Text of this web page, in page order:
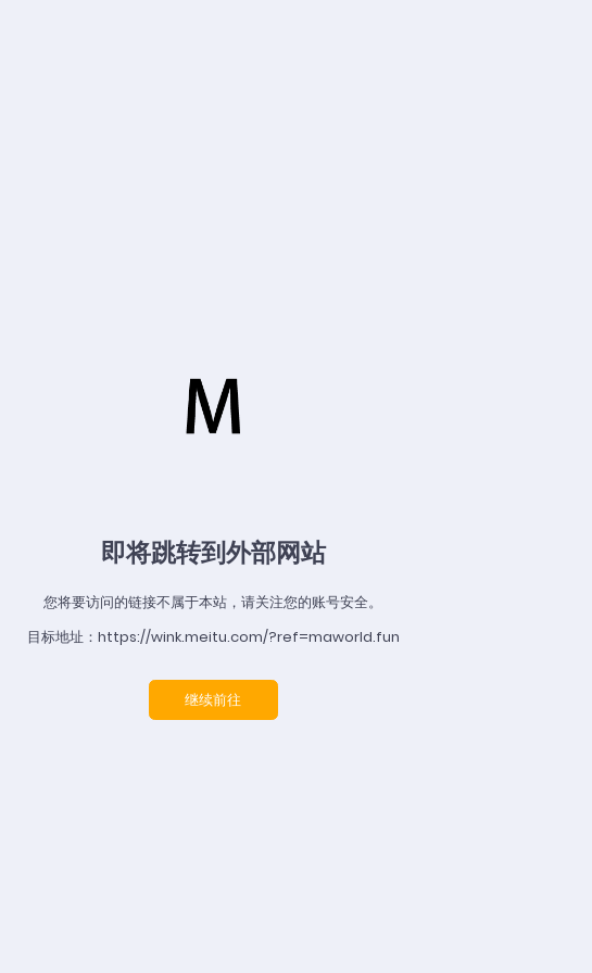
即将跳转到外部网站
您将要访问的链接不属于本站，请关注您的账号安全。
目标地址：https://wink.meitu.com/?ref=maworld.fun
继续前往